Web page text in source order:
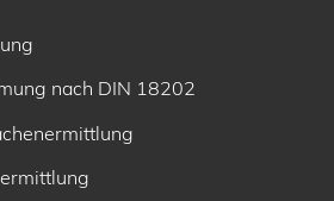
nach DIN 18202